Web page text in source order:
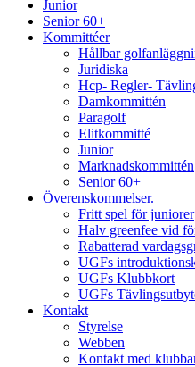
Junior
Senior 60+
Kommittéer
Hållbar
Juridiska
Hcp- Regler-
Damkommittén
Paragolf
Elitkommitté
Junior
Marknadskommittén
Senior 60+
Överenskommelser.
Fritt spel för juniorer
Halv greenfee vid
Rabatterad
UGFs
UGFs Klubbkort
UGFs
Kontakt
Styrelse
Webben
Kontakt med